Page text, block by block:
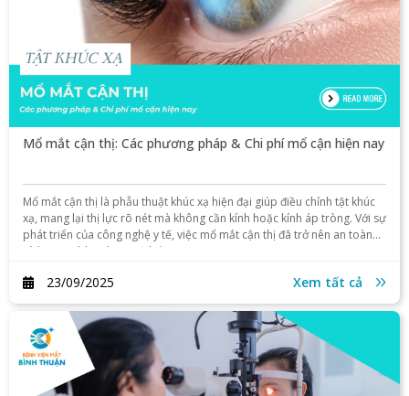
Mổ mắt cận thị: Các phương pháp & Chi phí mổ cận hiện nay
Mổ mắt cận thị là phẫu thuật khúc xạ hiện đại giúp điều chỉnh tật khúc
xạ, mang lại thị lực rõ nét mà không cần kính hoặc kính áp tròng. Với sự
phát triển của công nghệ y tế, việc mổ mắt cận thị đã trở nên an toàn
và hiệu quả hơn bao giờ hết.
23/09/2025 Xem tất cả